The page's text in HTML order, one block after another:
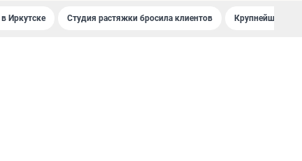
Иркутске Студия растяжки бросила клиентов Крупнейшие